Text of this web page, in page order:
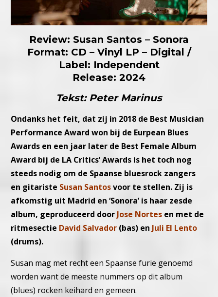
Review: Susan Santos – Sonora
Format: CD – Vinyl LP – Digital /
Label: Independent
Release: 2024
Tekst: Peter Marinus
Ondanks het feit, dat zij in 2018 de Best Musician
Performance Award won bij de Eurpean Blues
Awards en een jaar later de Best Female Album
Award bij de LA Critics’ Awards is het toch nog
steeds nodig om de Spaanse bluesrock zangers
en gitariste Susan Santosvoor te stellen. Zij is
afkomstig uit Madrid en ‘Sonora’ is haar zesde
album, geproduceerd door Jose Nortes en met de
ritmesectie David Salvador (bas) en Juli El Lento
(drums).
Susan mag met recht een Spaanse furie genoemd
worden want de meeste nummers op dit album
(blues) rocken keihard en gemeen.